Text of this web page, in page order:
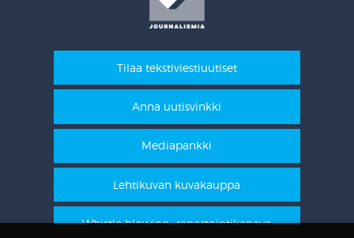
Tilaa tekstiviestiuutiset
Anna uutisvinkki
Mediapankki
Lehtikuvan kuvakauppa
Whistle blowing -raportointikanava